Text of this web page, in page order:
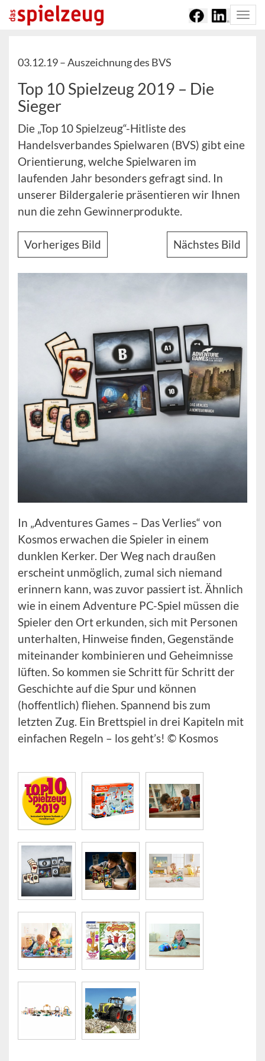
03.12.19 –Auszeichnung des BVS
Top 10 Spielzeug 2019 – Die
Sieger
Die „Top 10 Spielzeug“-Hitliste des
Handelsverbandes Spielwaren (BVS) gibt eine
Orientierung, welche Spielwaren im
laufenden Jahr besonders gefragt sind. In
unserer Bildergalerie präsentieren wir Ihnen
nun die zehn Gewinnerprodukte.
Vorheriges Bild Nächstes Bild
In „Adventures Games – Das Verlies“ von
Kosmos erwachen die Spieler in einem
dunklen Kerker. Der Weg nach draußen
erscheint unmöglich, zumal sich niemand
erinnern kann, was zuvor passiert ist. Ähnlich
wie in einem Adventure PC-Spiel müssen die
Spieler den Ort erkunden, sich mit Personen
unterhalten, Hinweise finden, Gegenstände
miteinander kombinieren und Geheimnisse
lüften. So kommen sie Schritt für Schritt der
Geschichte auf die Spur und können
(hoffentlich) fliehen. Spannend bis zum
letzten Zug. Ein Brettspiel in drei Kapiteln mit
einfachen Regeln – los geht’s! © Kosmos